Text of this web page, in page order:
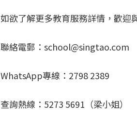
如欲了解更多教育服務詳情，歡迎
聯絡電郵： school@singtao.com
WhatsApp專線：2798 2389
查詢熱線：5273 5691（梁小姐）